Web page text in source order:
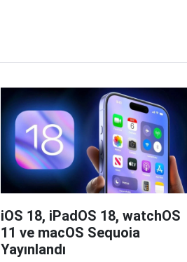
iOS 18, iPadOS 18, watchOS
11 ve macOS Sequoia
Yayınlandı